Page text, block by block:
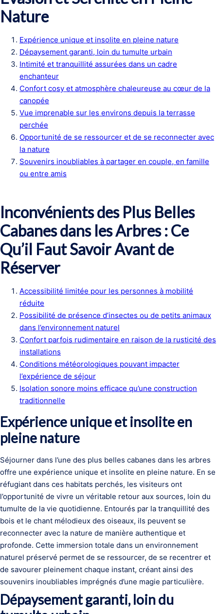
Nature
Expérience unique et insolite en pleine nature
Dépaysement garanti, loin du tumulte urbain
Intimité et tranquillité assurées dans un cadre
enchanteur
Confort cosy et atmosphère chaleureuse au cœur de la
canopée
Vue imprenable sur les environs depuis la terrasse
perchée
Opportunité de se ressourcer et de se reconnecter avec
la nature
Souvenirs inoubliables à partager en couple, en famille
ou entre amis
Inconvénients des Plus Belles
Cabanes dans les Arbres : Ce
Qu’il Faut Savoir Avant de
Réserver
Accessibilité limitée pour les personnes à mobilité
réduite
Possibilité de présence d’insectes ou de petits animaux
dans l’environnement naturel
Confort parfois rudimentaire en raison de la rusticité des
installations
Conditions météorologiques pouvant impacter
l’expérience de séjour
Isolation sonore moins efficace qu’une construction
traditionnelle
Expérience unique et insolite en
pleine nature
Séjourner dans l’une des plus belles cabanes dans les arbres
offre une expérience unique et insolite en pleine nature. En se
réfugiant dans ces habitats perchés, les visiteurs ont
l’opportunité de vivre un véritable retour aux sources, loin du
tumulte de la vie quotidienne. Entourés par la tranquillité des
bois et le chant mélodieux des oiseaux, ils peuvent se
reconnecter avec la nature de manière authentique et
profonde. Cette immersion totale dans un environnement
naturel préservé permet de se ressourcer, de se recentrer et
de savourer pleinement chaque instant, créant ainsi des
souvenirs inoubliables imprégnés d’une magie particulière.
Dépaysement garanti, loin du